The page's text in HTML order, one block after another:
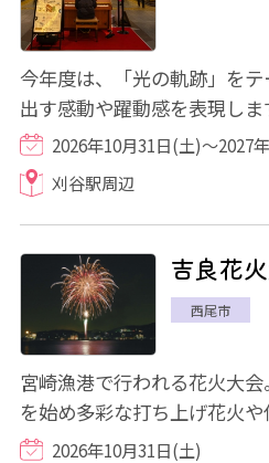
今年度は、「光の軌跡」を
出す感動や躍動感を表現し
げられた数々の挑戦と感動を
2026年10月31日(土)～2027
刈谷駅周辺
吉良花
西尾市
宮崎漁港で行われる花火大
を始め多彩な打ち上げ花火
やかに彩ります。
2026年10月31日(土)